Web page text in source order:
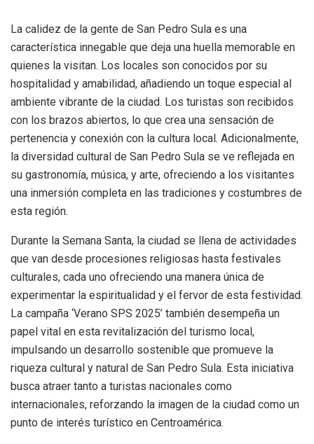
La calidez de la gente de San Pedro Sula es una
característica innegable que deja una huella memorable en
quienes la visitan. Los locales son conocidos por su
hospitalidad y amabilidad, añadiendo un toque especial al
ambiente vibrante de la ciudad. Los turistas son recibidos
con los brazos abiertos, lo que crea una sensación de
pertenencia y conexión con la cultura local. Adicionalmente,
la diversidad cultural de San Pedro Sula se ve reflejada en
su gastronomía, música, y arte, ofreciendo a los visitantes
una inmersión completa en las tradiciones y costumbres de
esta región.
Durante la Semana Santa, la ciudad se llena de actividades
que van desde procesiones religiosas hasta festivales
culturales, cada uno ofreciendo una manera única de
experimentar la espiritualidad y el fervor de esta festividad.
La campaña ‘Verano SPS 2025’ también desempeña un
papel vital en esta revitalización del turismo local,
impulsando un desarrollo sostenible que promueve la
riqueza cultural y natural de San Pedro Sula. Esta iniciativa
busca atraer tanto a turistas nacionales como
internacionales, reforzando la imagen de la ciudad como un
punto de interés turístico en Centroamérica.